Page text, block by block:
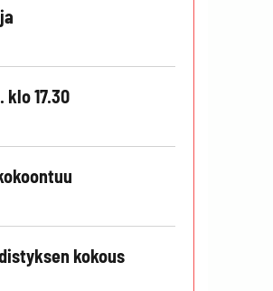
klo 17.30
kokous